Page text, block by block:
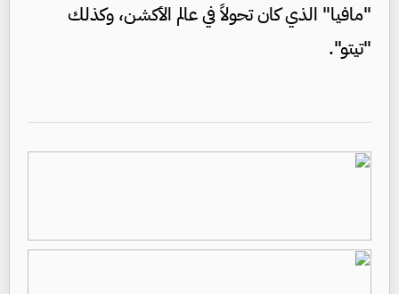
"مافيا" الذي كان تحولاً في عالم الأكشن، وكذلك
"تيتو".